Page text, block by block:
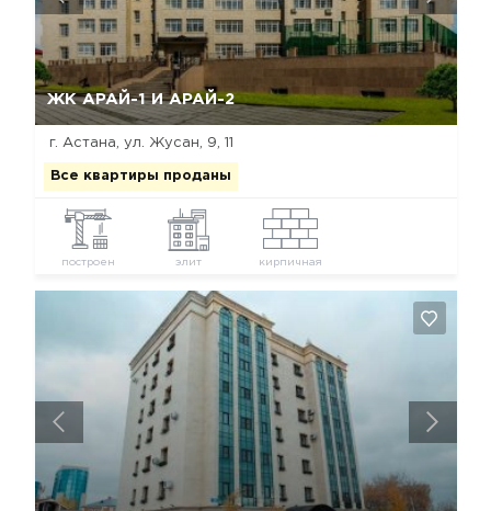
ЖК АРАЙ-1 И АРАЙ-2
г. Астана, ул. Жусан, 9, 11
Все квартиры проданы
построен элит кирпичная
Да, удалить Отмена